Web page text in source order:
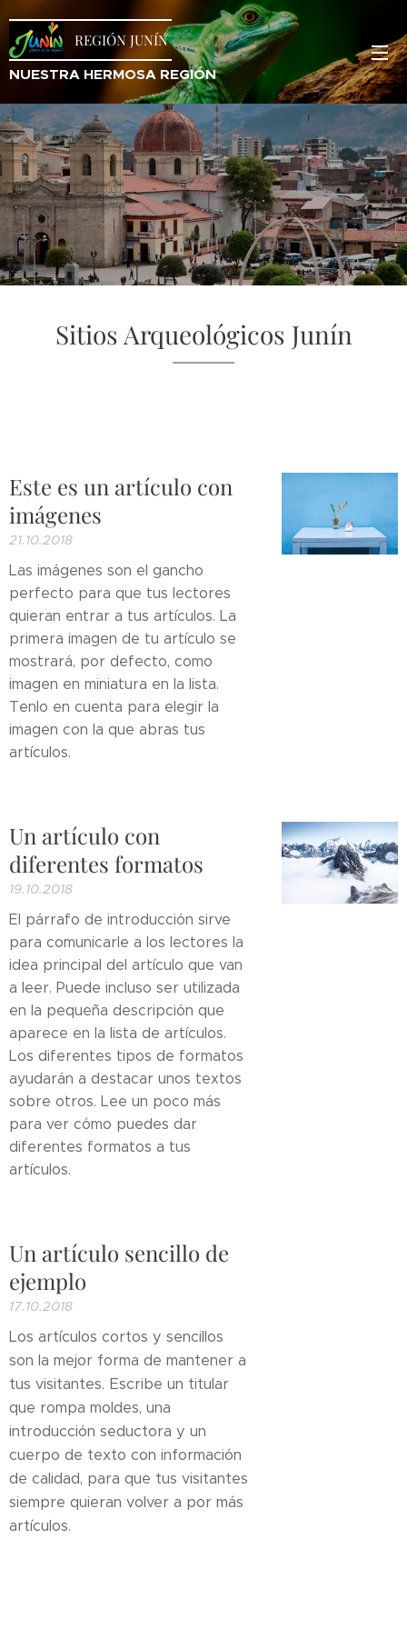
REGIÓN JUNÍN
NUESTRA HERMOSA REGIÓN
Sitios Arqueológicos Junín
Este es un artículo con
imágenes
21.10.2018
Las imágenes son el gancho
perfecto para que tus lectores
quieran entrar a tus artículos. La
primera imagen de tu artículo se
mostrará, por defecto, como
imagen en miniatura en la lista.
Tenlo en cuenta para elegir la
imagen con la que abras tus
artículos.
Un artículo con
diferentes formatos
19.10.2018
El párrafo de introducción sirve
para comunicarle a los lectores la
idea principal del artículo que van
a leer. Puede incluso ser utilizada
en la pequeña descripción que
aparece en la lista de artículos.
Los diferentes tipos de formatos
ayudarán a destacar unos textos
sobre otros. Lee un poco más
para ver cómo puedes dar
diferentes formatos a tus
artículos.
Un artículo sencillo de
ejemplo
17.10.2018
Los artículos cortos y sencillos
son la mejor forma de mantener a
tus visitantes. Escribe un titular
que rompa moldes, una
introducción seductora y un
cuerpo de texto con información
de calidad, para que tus visitantes
siempre quieran volver a por más
artículos.